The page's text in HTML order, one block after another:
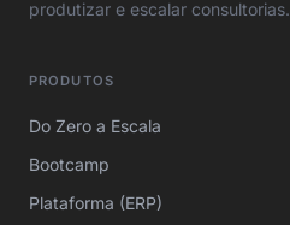
produtizar e escalar consultorias.
PRODUTOS
Do Zero a Escala
Bootcamp
Plataforma (ERP)